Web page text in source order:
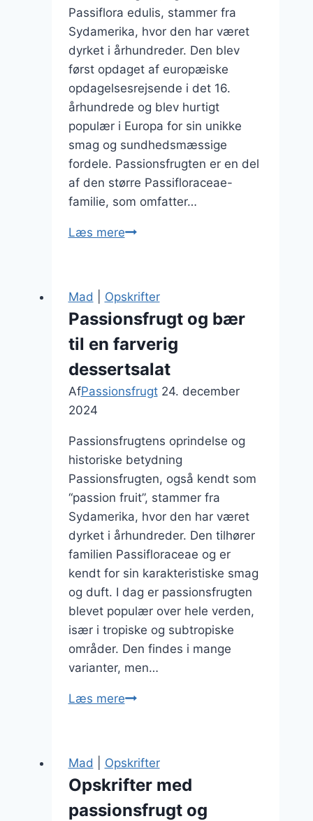
Passiflora edulis, stammer fra
Sydamerika, hvor den har været
dyrket i århundreder. Den blev
først opdaget af europæiske
opdagelsesrejsende i det 16.
århundrede og blev hurtigt
populær i Europa for sin unikke
smag og sundhedsmæssige
fordele. Passionsfrugten er en del
af den større Passifloraceae-
familie, som omfatter…
Læs merePassionsfrugt
kompot
morgenmad
Mad Opskrifter
Passionsfrugt og bær
til en farverig
dessertsalat
AfPassionsfrugt 24. december
2024
Passionsfrugtens oprindelse og
historiske betydning
Passionsfrugten, også kendt som
“passion fruit”, stammer fra
Sydamerika, hvor den har været
dyrket i århundreder. Den tilhører
familien Passifloraceae og er
kendt for sin karakteristiske smag
og duft. I dag er passionsfrugten
blevet populær over hele verden,
især i tropiske og subtropiske
områder. Den findes i mange
varianter, men…
Læs merePassionsfrugt
til
farverig
dessertsalat
Mad Opskrifter
Opskrifter med
passionsfrugt og